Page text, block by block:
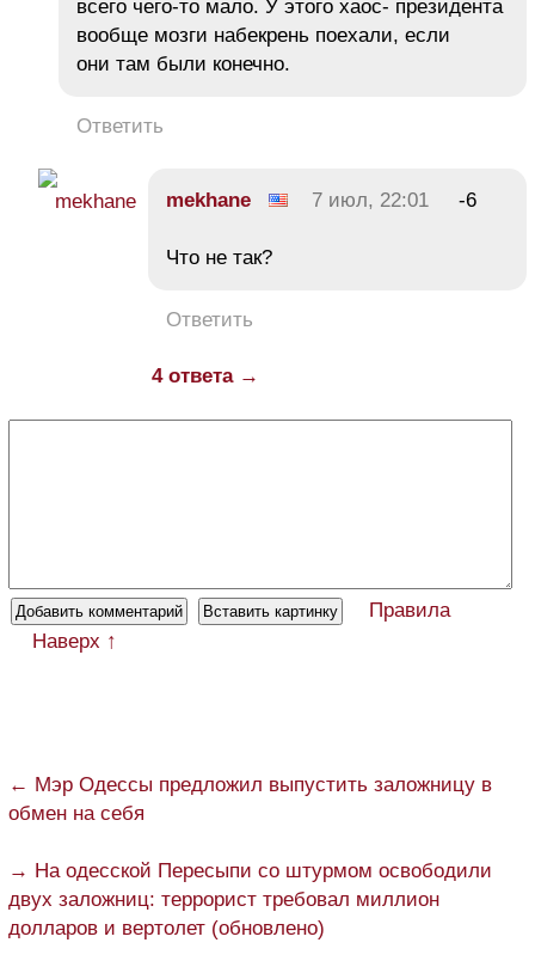
всего чего-то мало. У этого хаос- президента
вообще мозги набекрень поехали, если
они там были конечно.
Ответить
mekhane 7 июл, 22:01 -6
Что не так?
Ответить
4 ответа →
Правила
Наверх ↑
← Мэр Одессы предложил выпустить заложницу в
обмен на себя
→ На одесской Пересыпи со штурмом освободили
двух заложниц: террорист требовал миллион
долларов и вертолет (обновлено)